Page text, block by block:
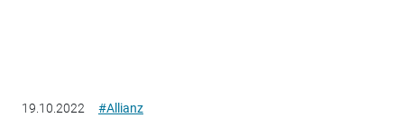
19.10.2022 #Allianz